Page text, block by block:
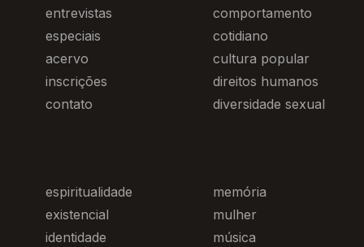
entrevistas
especiais
acervo
inscrições
contato
comportamento
cotidiano
cultura popular
direitos humanos
diversidade sexual
espiritualidade
existencial
identidade
memória
mulher
música